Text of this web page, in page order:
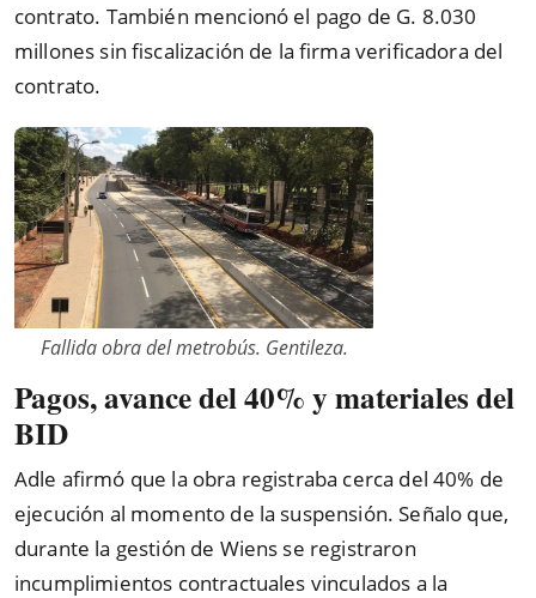
contrato. También mencionó el pago de G. 8.030
millones sin fiscalización de la firma verificadora del
contrato.
Fallida obra del metrobús. Gentileza.
Pagos, avance del 40% y materiales del
BID
Adle afirmó que la obra registraba cerca del 40% de
ejecución al momento de la suspensión. Señalo que,
durante la gestión de Wiens se registraron
incumplimientos contractuales vinculados a la